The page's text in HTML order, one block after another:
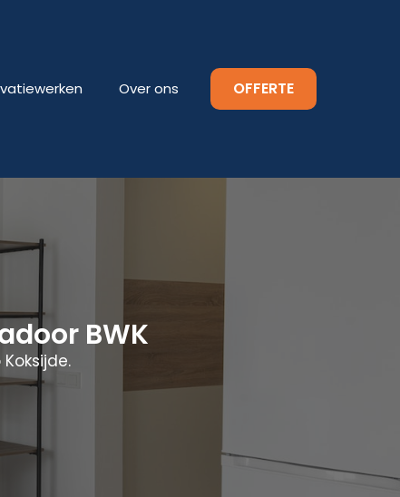
Over ons OFFERTE
BWK